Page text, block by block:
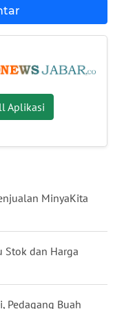
Aplikasi
MinyaKita
Stok dan Harga
Pedagang Buah